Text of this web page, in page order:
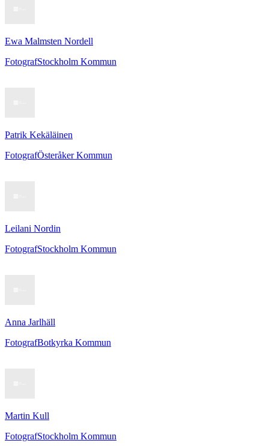
Ewa Malmsten Nordell
FotografStockholm Kommun
Patrik Kekäläinen
FotografÖsteråker Kommun
Leilani Nordin
FotografStockholm Kommun
Anna Jarlhäll
FotografBotkyrka Kommun
Martin Kull
FotografStockholm Kommun